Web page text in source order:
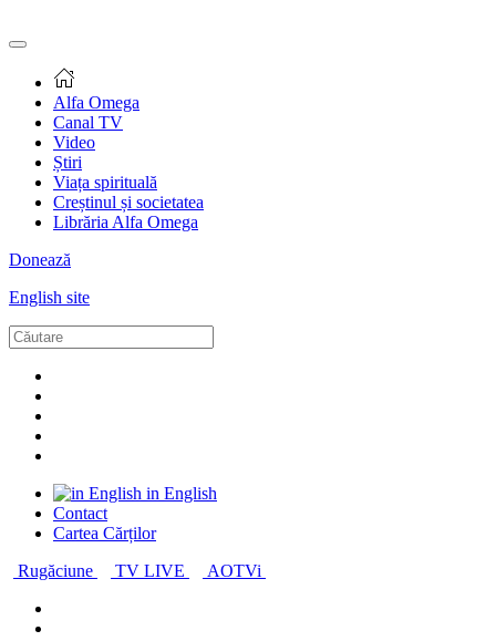
Alfa Omega
Canal TV
Video
Știri
Viața spirituală
Creștinul și societatea
Librăria Alfa Omega
Donează
English site
in English
Contact
Cartea Cărților
Rugăciune
TV LIVE AOTVi